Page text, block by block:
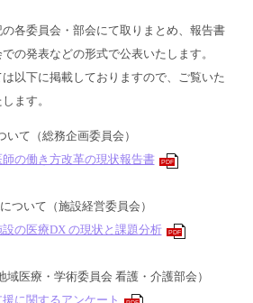
各委員会・部会にて取りまとめ、報告書
の発表などの形式で公表いたします。
以下に掲載しておりますので、ご覧いた
ます。
て（総務企画委員会）
の働き方改革の現状報告書
PDF
ついて（施設経営委員会）
の医療DX の現状と課題分析
PDF
医療・学術委員会 看護・介護部会）
に関するアンケート